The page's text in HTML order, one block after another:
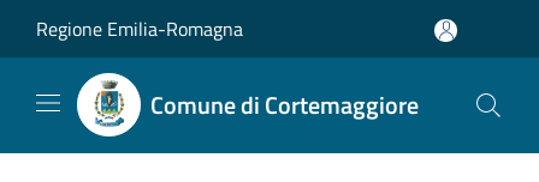
Regione Emilia-Romagna
Comune di Cortemaggiore